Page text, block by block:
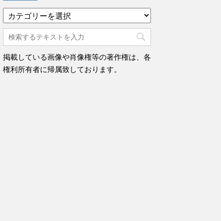
テ
ゴ
リ
ー
掲載している画像や肖像権等の著作権は、各
権利所有者に帰属致しております。